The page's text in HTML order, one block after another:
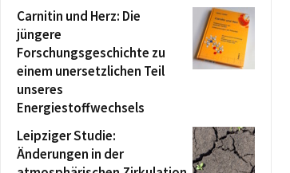
Carnitin und Herz: Die
jüngere
Forschungsgeschichte zu
einem unersetzlichen Teil
unseres
Energiestoffwechsels
Leipziger Studie:
Änderungen in der